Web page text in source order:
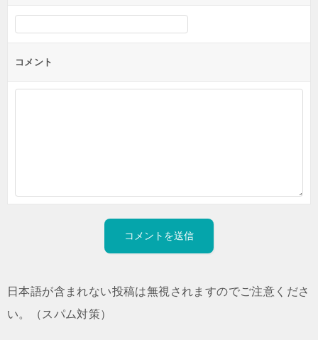
コメント
日本語が含まれない投稿は無視されますのでご注意くださ
い。（スパム対策）